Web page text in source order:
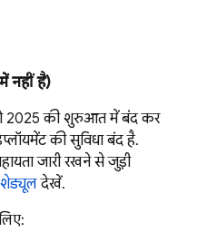
नहीं है)
2025 की शुरुआत में बंद कर
की सुविधा बंद है.
जारी रखने से जुड़ी
शेड्यूलदेखें.